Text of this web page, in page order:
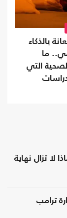
بالذكاء
ما
التي
لا تزال نهاية
ترامب